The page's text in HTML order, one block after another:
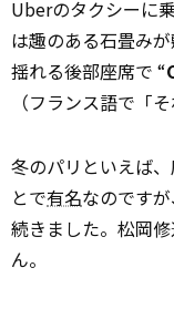
Uberのタクシーに
は趣のある石畳み
揺れる後部座席で “
（フランス語で「
冬のパリといえば
とで有名なのです
続きました。松岡
ん。